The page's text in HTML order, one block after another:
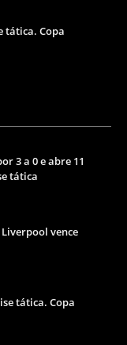
tática. Copa
3 a 0 e abre 11
tática
vence
tática. Copa